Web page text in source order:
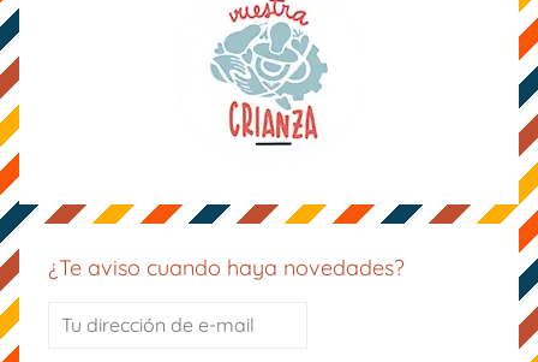
¿Te aviso cuando haya novedades?